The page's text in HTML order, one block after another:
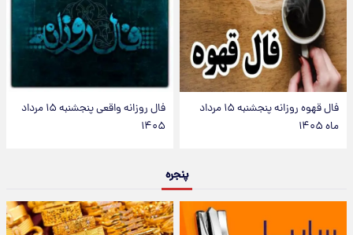
فال قهوه روزانه پنجشنبه ۱۵ مرداد
ماه ۱۴۰۵
فال روزانه واقعی پنجشنبه ۱۵ مرداد
۱۴۰۵
پنجره